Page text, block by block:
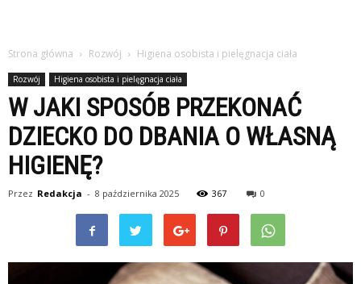
Strona główna Rozwój Higiena osobista i pielęgnacja ciała
Rozwój Higiena osobista i pielęgnacja ciała
W JAKI SPOSÓB PRZEKONAĆ
DZIECKO DO DBANIA O WŁASNĄ
HIGIENĘ?
Przez Redakcja - 8 października 2025 367 0